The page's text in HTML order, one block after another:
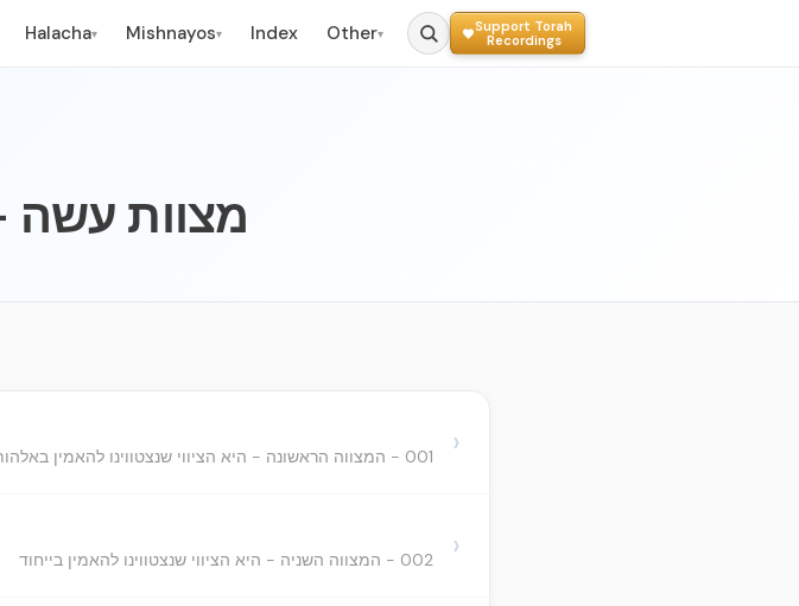
Halacha▾ Mishnayos▾ Index Other▾
Support Torah
Recordings
001_Positive_Mitzvos - מצוות עשה
001 - המצווה הראשונה - היא הציווי שנצטווינו להאמין באלהות ›
002 - המצווה השניה - היא הציווי שנצטווינו להאמין בייחוד ›